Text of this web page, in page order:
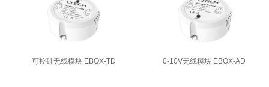
可控硅无线模块 EBOX-TD 0-10V无线模块 EBOX-AD